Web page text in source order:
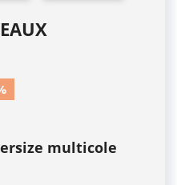
multicole